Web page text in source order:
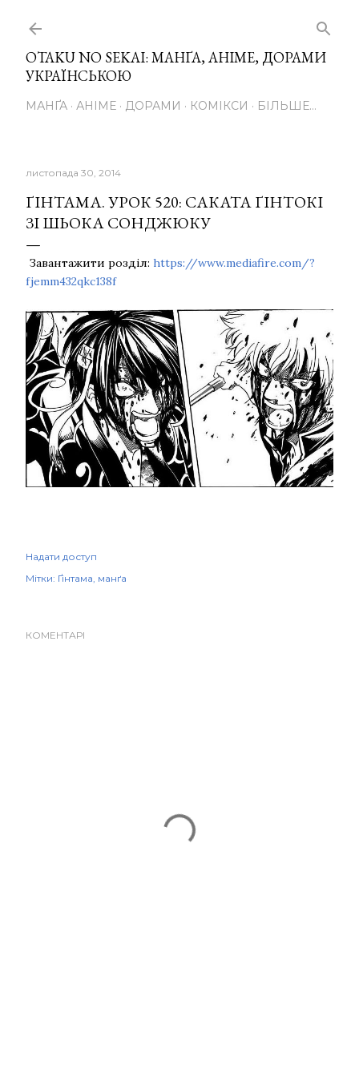
OTAKU NO SEKAI: МАНҐА, АНІМЕ, ДОРАМИ
УКРАЇНСЬКОЮ
МАНҐА АНІМЕ ДОРАМИ КОМІКСИ БІЛЬШЕ…
листопада 30, 2014
ҐІНТАМА. УРОК 520: САКАТА ҐІНТОКІ
ЗІ ШЬОКА СОНДЖЮКУ
Завантажити розділ: https://www.mediafire.com/?
fjemm432qkc138f
Надати доступ
Мітки: Ґінтама манґа
КОМЕНТАРІ